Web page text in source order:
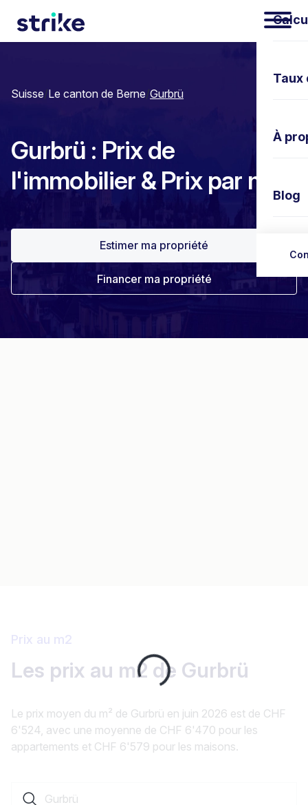
À
Blog
Suisse/Le canton de Berne/Gurbrü
Gurbrü : Prix de
l'immobilier & Prix par m²
Estimer ma propriété
Financer ma propriété
Loading...
Prix au m2
Les prix au m2 de Gurbrü
Le prix moyen du m² de Gurbrü en juin 2026 est de CHF
6'524, avec une moyenne de CHF 6'470 pour les
appartements et CHF 6'579 pour les maisons.